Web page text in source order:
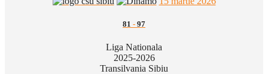
81 - 97
Liga Nationala
2025-2026
Transilvania Sibiu